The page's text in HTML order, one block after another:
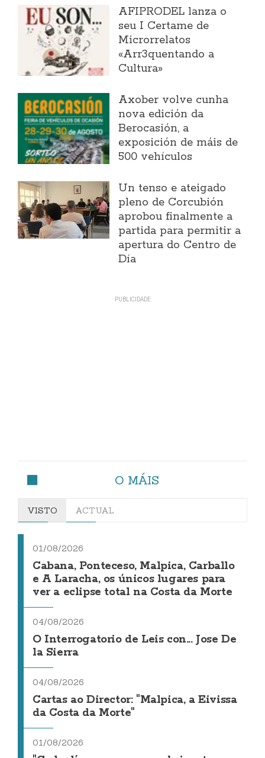
AFIPRODEL lanza o
seu I Certame de
Microrrelatos
«Arr3quentando a
Cultura»
Axober volve cunha
nova edición da
Berocasión, a
exposición de máis de
500 vehículos
Un tenso e ateigado
pleno de Corcubión
aprobou finalmente a
partida para permitir a
apertura do Centro de
Día
O MÁIS
VISTO ACTUAL
01/08/2026
Cabana, Ponteceso, Malpica, Carballo
e A Laracha, os únicos lugares para
ver a eclipse total na Costa da Morte
04/08/2026
O Interrogatorio de Leis con... Jose De
la Sierra
04/08/2026
Cartas ao Director: "Malpica, a Eivissa
da Costa da Morte"
01/08/2026